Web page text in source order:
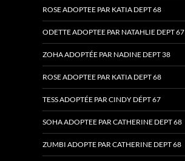
ROSE ADOPTEE PAR KATIA DEPT 68
ODETTE ADOPTEE PAR NATAHLIE DEPT 67
ZOHA ADOPTÉE PAR NADINE DEPT 38
ROSE ADOPTEE PAR KATIA DEPT 68
TESS ADOPTÉE PAR CINDY DÉPT 67
SOHA ADOPTEE PAR CATHERINE DEPT 68
ZUMBI ADOPTE PAR CATHERINE DEPT 68